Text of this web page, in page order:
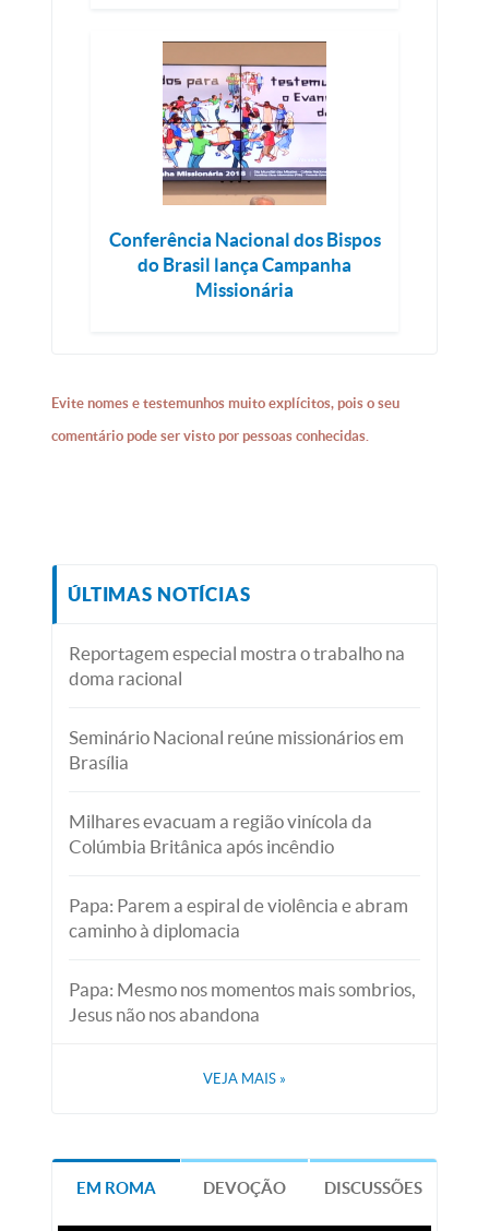
Conferência Nacional dos Bispos
do Brasil lança Campanha
Missionária
Evite nomes e testemunhos muito explícitos, pois o seu
comentário pode ser visto por pessoas conhecidas.
ÚLTIMAS NOTÍCIAS
Reportagem especial mostra o trabalho na
doma racional
Seminário Nacional reúne missionários em
Brasília
Milhares evacuam a região vinícola da
Colúmbia Britânica após incêndio
Papa: Parem a espiral de violência e abram
caminho à diplomacia
Papa: Mesmo nos momentos mais sombrios,
Jesus não nos abandona
VEJA MAIS »
EM ROMA DEVOÇÃO DISCUSSÕES